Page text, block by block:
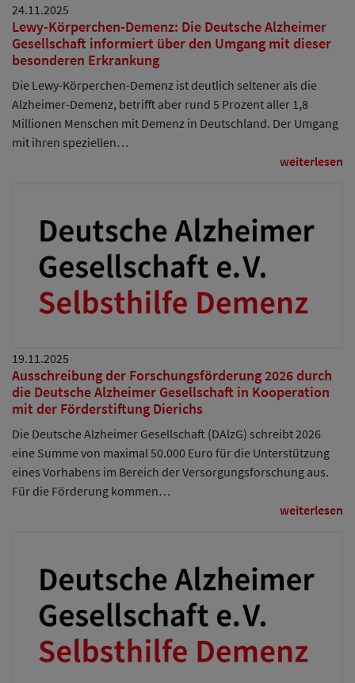
24.11.2025
Lewy-Körperchen-Demenz: Die Deutsche Alzheimer
Gesellschaft informiert über den Umgang mit dieser
besonderen Erkrankung
Die Lewy-Körperchen-Demenz ist deutlich seltener als die
Alzheimer-Demenz, betrifft aber rund 5 Prozent aller 1,8
Millionen Menschen mit Demenz in Deutschland. Der Umgang
mit ihren speziellen…
weiterlesen
19.11.2025
Ausschreibung der Forschungsförderung 2026 durch
die Deutsche Alzheimer Gesellschaft in Kooperation
mit der Förderstiftung Dierichs
Die Deutsche Alzheimer Gesellschaft (DAlzG) schreibt 2026
eine Summe von maximal 50.000 Euro für die Unterstützung
eines Vorhabens im Bereich der Versorgungsforschung aus.
Für die Förderung kommen…
weiterlesen